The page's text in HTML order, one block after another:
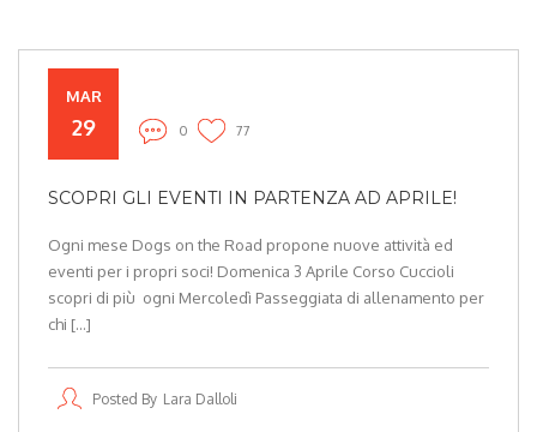
MAR
29 0 77
SCOPRI GLI EVENTI IN PARTENZA AD APRILE!
Ogni mese Dogs on the Road propone nuove attività ed
eventi per i propri soci! Domenica 3 Aprile Corso Cuccioli
scopri di più ogni Mercoledì Passeggiata di allenamento per
chi […]
Posted By Lara Dalloli